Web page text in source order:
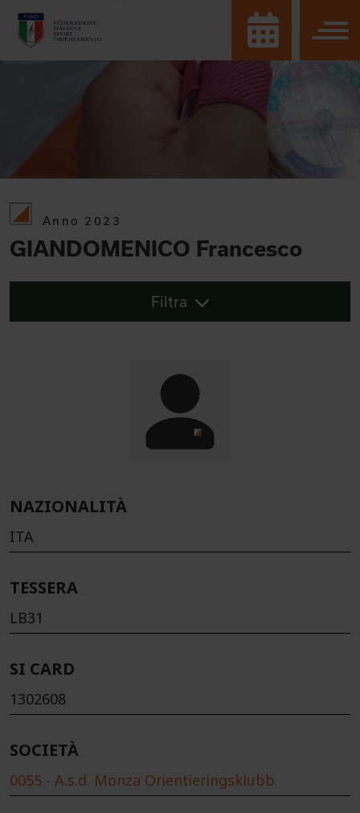
Anno 2023
GIANDOMENICO Francesco
Filtra
NAZIONALITÀ
ITA
TESSERA
LB31
SI CARD
1302608
SOCIETÀ
0055 - A.s.d. Monza Orientieringsklubb